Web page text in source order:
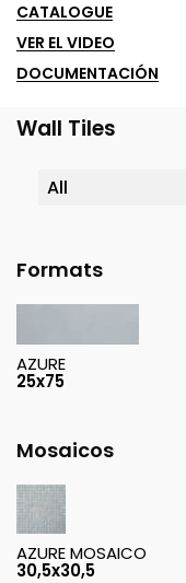
CATALOGUE
VER EL VIDEO
DOCUMENTACIÓN
Wall Tiles
Formats
AZURE
25x75
Mosaicos
AZURE MOSAICO
30,5x30,5